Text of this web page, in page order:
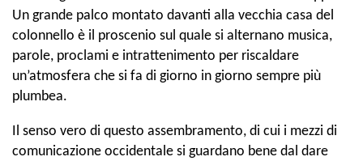
Un grande palco montato davanti alla vecchia casa del
colonnello è il proscenio sul quale si alternano musica,
parole, proclami e intrattenimento per riscaldare
un’atmosfera che si fa di giorno in giorno sempre più
plumbea.
Il senso vero di questo assembramento, di cui i mezzi di
comunicazione occidentale si guardano bene dal dare